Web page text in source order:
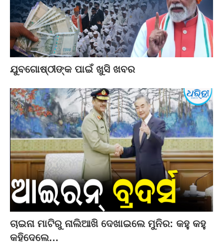
ଯୁବଗୋଷ୍ଠୀଙ୍କ ପାଇଁ ଖୁସି ଖବର
ଚାଇନା ମାଟିରୁ ନାଲିଆଖି ଦେଖାଇଲେ ମୁନିର: କହୁ କହୁ
କହିଦେଲେ…